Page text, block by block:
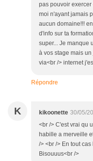
pas pouvoir
moi n'ayant jamais
aucun domaine!!!
d'info sur ta
super... Je manque
à vos stage mais
via<br /> internet
Répondre
K kikoonette 30/05/
<br /> C'est vrai qu
habille a merveille
/> <br /> En tout
Bisouuus<br />